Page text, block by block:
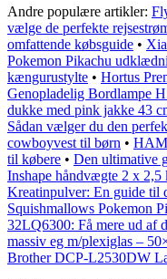
Andre populære artikler:
vælge de perfekte
omfattende købsguide •
Pokemon Pikachu
kængurustylte • Hortus
Genopladelig Bordlampe
dukke med pink jakke 43
Sådan vælger du den
cowboyvest til børn •
til købere • Den ultimative
Inshape håndvægte 2 x
Kreatinpulver: En guide til
Squishmallows Pokemon
32LQ6300: Få mere ud af
massiv eg m/plexiglas –
Brother DCP-L2530DW